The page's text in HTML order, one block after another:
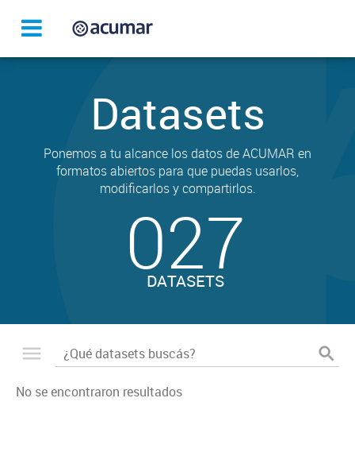
Datasets
Ponemos a tu alcance los datos de ACUMAR en
formatos abiertos para que puedas usarlos,
modificarlos y compartirlos.
027
DATASETS
No se encontraron resultados